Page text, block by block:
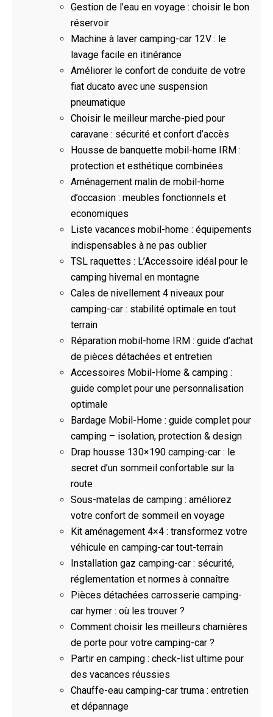
Gestion de l’eau en voyage : choisir le bon
réservoir
Machine à laver camping-car 12V : le
lavage facile en itinérance
Améliorer le confort de conduite de votre
fiat ducato avec une suspension
pneumatique
Choisir le meilleur marche-pied pour
caravane : sécurité et confort d’accès
Housse de banquette mobil-home IRM :
protection et esthétique combinées
Aménagement malin de mobil-home
d’occasion : meubles fonctionnels et
economiques
Liste vacances mobil-home : équipements
indispensables à ne pas oublier
TSL raquettes : L’Accessoire idéal pour le
camping hivernal en montagne
Cales de nivellement 4 niveaux pour
camping-car : stabilité optimale en tout
terrain
Réparation mobil-home IRM : guide d’achat
de pièces détachées et entretien
Accessoires Mobil-Home & camping :
guide complet pour une personnalisation
optimale
Bardage Mobil-Home : guide complet pour
camping – isolation, protection & design
Drap housse 130×190 camping-car : le
secret d’un sommeil confortable sur la
route
Sous-matelas de camping : améliorez
votre confort de sommeil en voyage
Kit aménagement 4×4 : transformez votre
véhicule en camping-car tout-terrain
Installation gaz camping-car : sécurité,
réglementation et normes à connaître
Pièces détachées carrosserie camping-
car hymer : où les trouver ?
Comment choisir les meilleurs charnières
de porte pour votre camping-car ?
Partir en camping : check-list ultime pour
des vacances réussies
Chauffe-eau camping-car truma : entretien
et dépannage